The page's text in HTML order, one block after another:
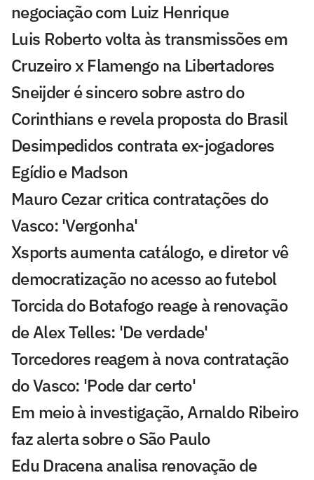
negociação com Luiz Henrique
Luis Roberto volta às transmissões em
Cruzeiro x Flamengo na Libertadores
Sneijder é sincero sobre astro do
Corinthians e revela proposta do Brasil
Desimpedidos contrata ex-jogadores
Egídio e Madson
Mauro Cezar critica contratações do
Vasco: 'Vergonha'
Xsports aumenta catálogo, e diretor vê
democratização no acesso ao futebol
Torcida do Botafogo reage à renovação
de Alex Telles: 'De verdade'
Torcedores reagem à nova contratação
do Vasco: 'Pode dar certo'
Em meio à investigação, Arnaldo Ribeiro
faz alerta sobre o São Paulo
Edu Dracena analisa renovação de